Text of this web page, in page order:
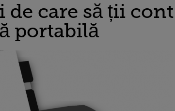
de care să ții
portabilă